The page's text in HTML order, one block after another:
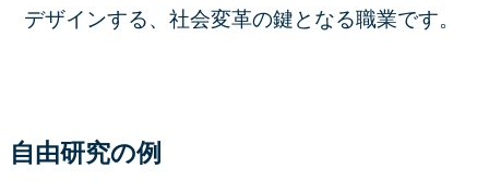
デザインする、社会変革の鍵となる職業です。
自由研究の例